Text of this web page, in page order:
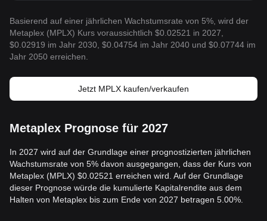
Basierend auf einer jährlichen Wachstumsrate von 5%, wird der
Metaplex (MPLX) Kurs voraussichtlich $0.02521 in 2027,
$0.02919 im Jahr 2030, $0.04754 im Jahr 2040 und $0.07744 im
Jahr 2050 erreichen.
Jetzt MPLX kaufen/verkaufen
Metaplex Prognose für 2027
In 2027 wird auf der Grundlage einer prognostizierten jährlichen
Wachstumsrate von 5% davon ausgegangen, dass der Kurs von
Metaplex (MPLX) $0.02521 erreichen wird. Auf der Grundlage
dieser Prognose würde die kumulierte Kapitalrendite aus dem
Halten von Metaplex bis zum Ende von 2027 betragen 5.00%.